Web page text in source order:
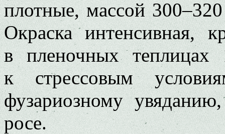
плотные, массой
Окраска интенсивная,
в пленочных теплицах
к стрессовым
фузариозному
росе.